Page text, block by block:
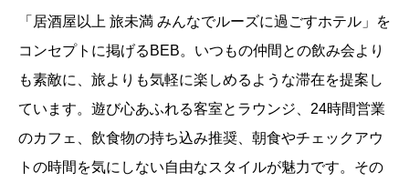
「居酒屋以上 旅未満 みんなでルーズに過ごすホテル」を
コンセプトに掲げるBEB。いつもの仲間との飲み会より
も素敵に、旅よりも気軽に楽しめるような滞在を提案し
ています。遊び心あふれる客室とラウンジ、24時間営業
のカフェ、飲食物の持ち込み推奨、朝食やチェックアウ
トの時間を気にしない自由なスタイルが魅力です。その